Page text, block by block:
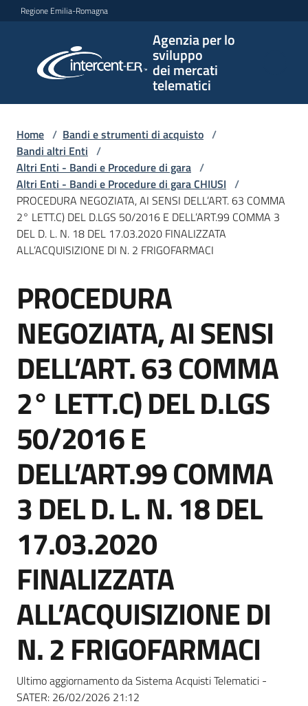
Vai al contenuto
Vai alla navigazione
Vai al footer
Regione Emilia-Romagna
Agenzia per lo
sviluppo
dei mercati
telematici
per lo
sviluppo
telematici
L'Agenzia
Bandi
strumenti
di
Supporto
Piattaforme
telematiche
English
site
Seguici
su
Home / Bandi e strumenti di acquisto /
Bandi altri Enti /
Altri Enti - Bandi e Procedure di gara /
Altri Enti - Bandi e Procedure di gara CHIUSI /
PROCEDURA NEGOZIATA, AI SENSI DELL’ART. 63 COMMA
2° LETT.C) DEL D.LGS 50/2016 E DELL’ART.99 COMMA 3
DEL D. L. N. 18 DEL 17.03.2020 FINALIZZATA
ALL’ACQUISIZIONE DI N. 2 FRIGOFARMACI
Salta al contenuto
PROCEDURA
NEGOZIATA, AI SENSI
DELL’ART. 63 COMMA
2° LETT.C) DEL D.LGS
50/2016 E
DELL’ART.99 COMMA
3 DEL D. L. N. 18 DEL
17.03.2020
FINALIZZATA
ALL’ACQUISIZIONE DI
N. 2 FRIGOFARMACI
Ultimo aggiornamento da Sistema Acquisti Telematici -
SATER: 26/02/2026 21:12